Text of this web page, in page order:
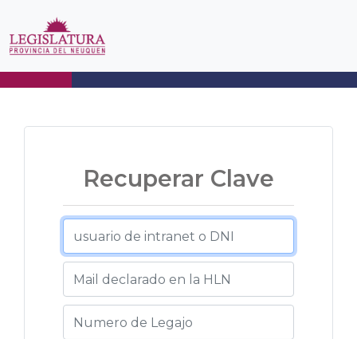
Recuperar Clave